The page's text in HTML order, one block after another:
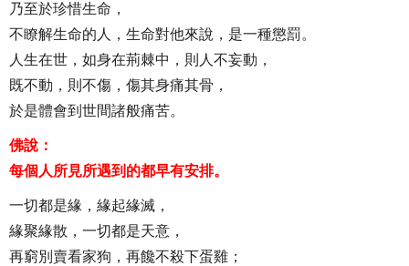
乃至於珍惜生命，
不瞭解生命的人，生命對他來說，是一種懲罰。
人生在世，如身在荊棘中，則人不妄動，
既不動，則不傷，傷其身痛其骨，
於是體會到世間諸般痛苦。
佛說：
每個人所見所遇到的都早有安排。
一切都是緣，緣起緣滅，
緣聚緣散，一切都是天意，
再窮別賣看家狗，再饞不殺下蛋雞；